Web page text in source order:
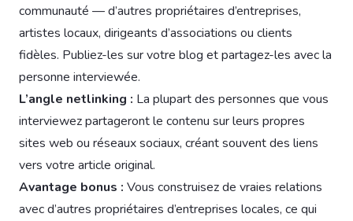
communauté — d’autres propriétaires d’entreprises,
artistes locaux, dirigeants d’associations ou clients
fidèles. Publiez-les sur votre blog et partagez-les avec la
personne interviewée.
L’angle netlinking : La plupart des personnes que vous
interviewez partageront le contenu sur leurs propres
sites web ou réseaux sociaux, créant souvent des liens
vers votre article original.
Avantage bonus : Vous construisez de vraies relations
avec d’autres propriétaires d’entreprises locales, ce qui